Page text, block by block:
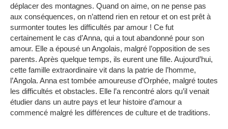
déplacer des montagnes. Quand on aime, on ne pense pas
aux conséquences, on n’attend rien en retour et on est prêt à
surmonter toutes les difficultés par amour ! Ce fut
certainement le cas d’Anna, qui a tout abandonné pour son
amour. Elle a épousé un Angolais, malgré l’opposition de ses
parents. Après quelque temps, ils eurent une fille. Aujourd’hui,
cette famille extraordinaire vit dans la patrie de l’homme,
l’Angola. Anna est tombée amoureuse d’Orphée, malgré toutes
les difficultés et obstacles. Elle l’a rencontré alors qu’il venait
étudier dans un autre pays et leur histoire d’amour a
commencé malgré les différences de culture et de traditions.